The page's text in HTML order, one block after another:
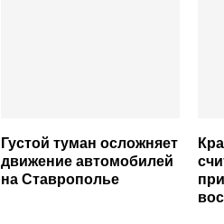
Густой туман осложняет
движение автомобилей
на Ставрополье